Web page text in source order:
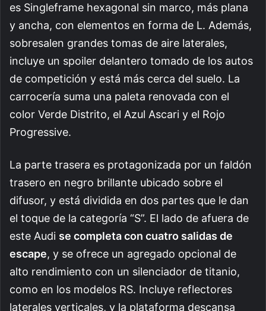
es Singleframe hexagonal sin marco, más plana
y ancha, con elementos en forma de L. Además,
sobresalen grandes tomas de aire laterales,
incluye un spoiler delantero tomado de los autos
de competición y está más cerca del suelo. La
carrocería suma una paleta renovada con el
color Verde Distrito, el Azul Ascari y el Rojo
Progressive.
La parte trasera es protagonizada por un faldón
trasero en negro brillante ubicado sobre el
difusor, y está dividida en dos partes que le dan
el toque de la categoría “S”. El lado de afuera de
este Audi se completa con cuatro salidas de
escape, y se ofrece un agregado opcional de
alto rendimiento con un silenciador de titanio,
como en los modelos RS. Incluye reflectores
laterales verticales, y la plataforma descansa